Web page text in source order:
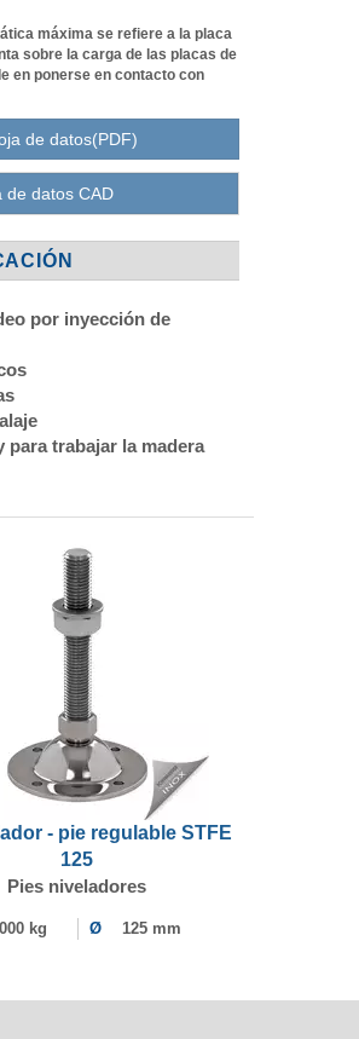
máxima se refiere a la placa
sobre la carga de las placas de
en ponerse en contacto con
de datos(PDF)
de datos CAD
por inyección de
para trabajar la madera
- pie regulable STFE
125
Pies niveladores
kg Ø 125 mm